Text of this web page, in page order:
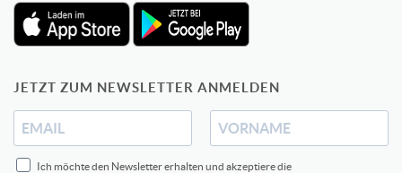
JETZT ZUM NEWSLETTER ANMELDEN
Ich möchte den Newsletter erhalten und akzeptiere die